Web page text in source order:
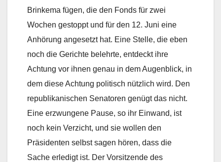
Brinkema fügen, die den Fonds für zwei
Wochen gestoppt und für den 12. Juni eine
Anhörung angesetzt hat. Eine Stelle, die eben
noch die Gerichte belehrte, entdeckt ihre
Achtung vor ihnen genau in dem Augenblick, in
dem diese Achtung politisch nützlich wird. Den
republikanischen Senatoren genügt das nicht.
Eine erzwungene Pause, so ihr Einwand, ist
noch kein Verzicht, und sie wollen den
Präsidenten selbst sagen hören, dass die
Sache erledigt ist. Der Vorsitzende des